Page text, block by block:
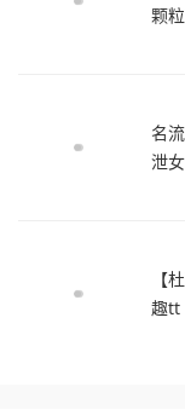
颗
名
泄
【
趣tt